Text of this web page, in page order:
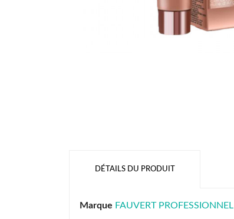
DÉTAILS DU PRODUIT
Marque FAUVERT PROFESSIONNEL